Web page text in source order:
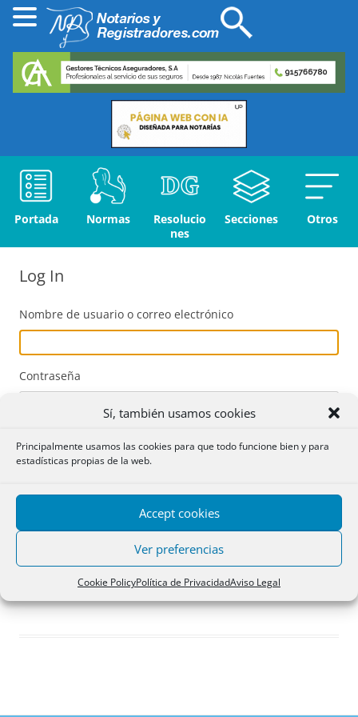
Sí, también usamos cookies
Principalmente usamos las cookies para que todo funcione bien y para
estadísticas propias de la web.
Accept cookies
Ver preferencias
Cookie PolicyPolítica de PrivacidadAviso Legal
Portada Normas
Resolucio
nes
Secciones Otros
Log In
Nombre de usuario o correo electrónico
Contraseña
Acceder
Registro
¿Has olvidado tu contraseña?